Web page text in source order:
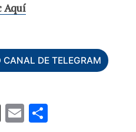
Aquí
CANAL DE TELEGRAM
X E